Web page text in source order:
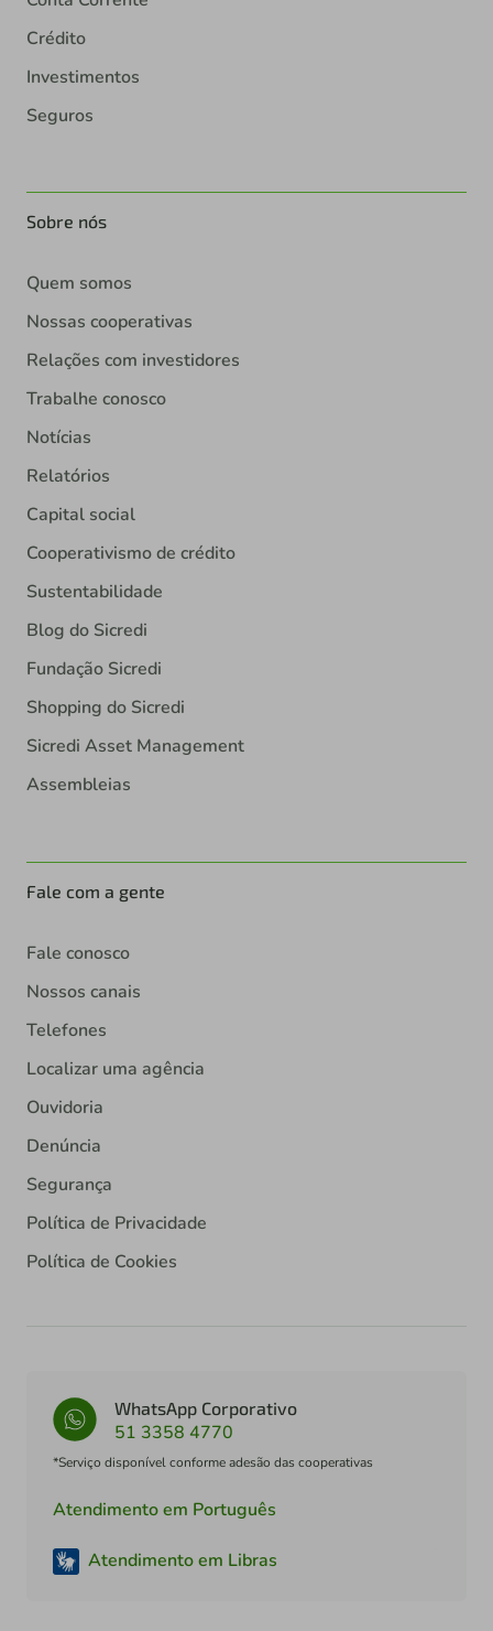
Crédito
Investimentos
Seguros
Sobre nós
Quem somos
Nossas cooperativas
Relações com investidores
Trabalhe conosco
Notícias
Relatórios
Capital social
Cooperativismo de crédito
Sustentabilidade
Blog do Sicredi
Fundação Sicredi
Shopping do Sicredi
Sicredi Asset Management
Assembleias
Fale com a gente
Fale conosco
Nossos canais
Telefones
Localizar uma agência
Ouvidoria
Denúncia
Segurança
Política de Privacidade
Política de Cookies
WhatsApp Corporativo
51 3358 4770
*Serviço disponível conforme adesão das cooperativas
Atendimento em Português
Atendimento em Libras